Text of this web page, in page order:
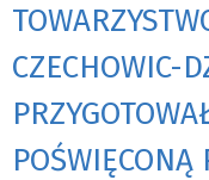
CZECHOWIC-
POŚWIĘCONĄ